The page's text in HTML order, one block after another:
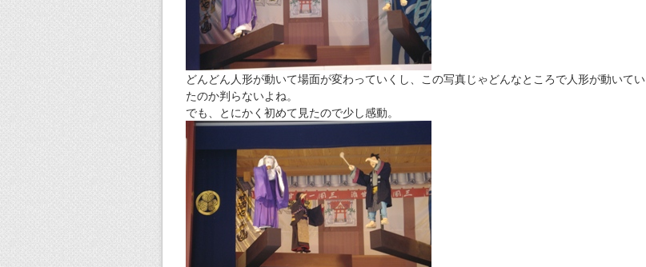
どんどん人形が動いて場面が変わっていくし、この写真じゃどんなところで人形が動いてい
たのか判らないよね。
でも、とにかく初めて見たので少し感動。